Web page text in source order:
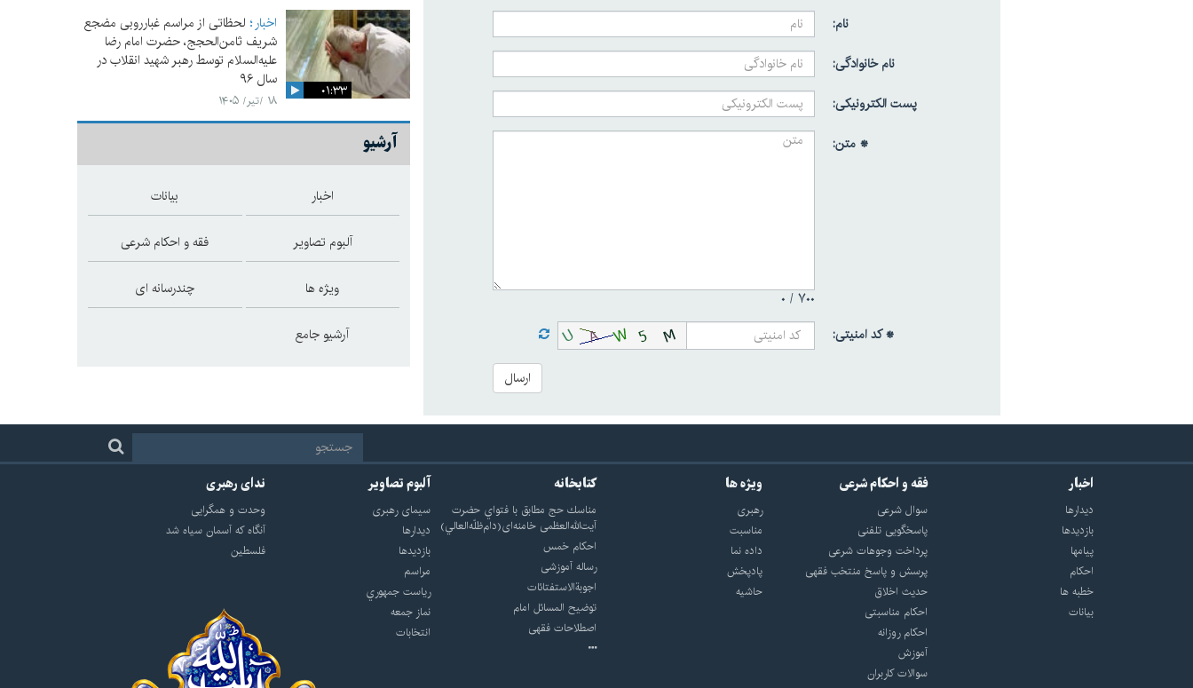
نام:
نام خانوادگی:
پست الکترونیکی:
* متن:
۷۰۰ /
۰
* کد امنیتی:
ارسال
۰۱:۳۳
اخبار لحظاتی از مراسم غبارروبی مضجع
شریف ثامن‌الحجج، حضرت امام رضا
علیه‌السلام توسط رهبر شهید انقلاب در
سال ۹۶
۱۸ /تیر/ ۱۴۰۵
آرشیو
اخبار بیانات
آلبوم تصاویر فقه و احکام شرعی
ویژه ها چندرسانه ای
آرشیو جامع
اخبار
دیدارها
بازديدها
پيامها
احكام
خطبه ها
بیانات
فقه و احکام شرعی
سوال شرعی
پاسخگویی تلفنی
پرداخت وجوهات شرعی
پرسش و پاسخ منتخب فقهی
حدیث اخلاق
احکام مناسبتی
احکام روزانه
آموزش
سوالات کاربران
ویژه ها
رهبری
مناسبت
داده نما
پادپخش
حاشیه
کتابخانه
مناسك حج مطابق با فتواي حضرت
آيت‌الله‌العظمى خامنه‌اى(دام‌ظلّه‌العالي)
احکام خمس
رساله آموزشی
اجوبة‌الاستفتائات
توضيح المسائل امام
اصطلاحات فقهى
آلبوم تصاویر
سيماى رهبرى
ديدارها
بازديدها
مراسم
رياست جمهوري
نماز جمعه
انتخابات
ندای رهبری
وحدت و همگرایی
آنگاه که آسمان سیاه شد
فلسطین